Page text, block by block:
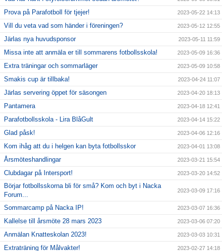
Prova på Parafotboll för tjejer! 2023-05-22 14:13
Vill du veta vad som händer i föreningen? 2023-05-12 12:55
Järlas nya huvudsponsor 2023-05-11 11:59
Missa inte att anmäla er till sommarens fotbollsskola! 2023-05-09 16:36
Extra träningar och sommarläger 2023-05-09 10:58
Smakis cup är tillbaka! 2023-04-24 11:07
Järlas servering öppet för säsongen 2023-04-20 18:13
Pantamera 2023-04-18 12:41
Parafotbollsskola - Lira BlåGult 2023-04-14 15:22
Glad påsk! 2023-04-06 12:16
Kom ihåg att du i helgen kan byta fotbollsskor 2023-04-01 13:08
Årsmöteshandlingar 2023-03-21 15:54
Clubdagar på Intersport! 2023-03-20 14:52
Börjar fotbollsskorna bli för små? Kom och byt i Nacka
Forum...
2023-03-09 17:16
Sommarcamp på Nacka IP! 2023-03-07 16:36
Kallelse till årsmöte 28 mars 2023 2023-03-06 07:20
Anmälan Knatteskolan 2023! 2023-03-03 10:31
Extraträning för Målvakter! 2023-02-27 14:18